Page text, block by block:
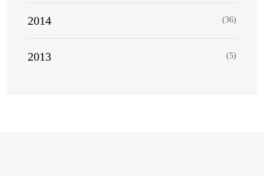
2014 (36)
2013 (5)